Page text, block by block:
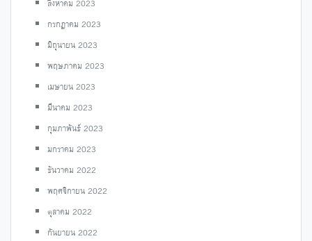
สิงหาคม 2023
กรกฎาคม 2023
มิถุนายน 2023
พฤษภาคม 2023
เมษายน 2023
มีนาคม 2023
กุมภาพันธ์ 2023
มกราคม 2023
ธันวาคม 2022
พฤศจิกายน 2022
ตุลาคม 2022
กันยายน 2022